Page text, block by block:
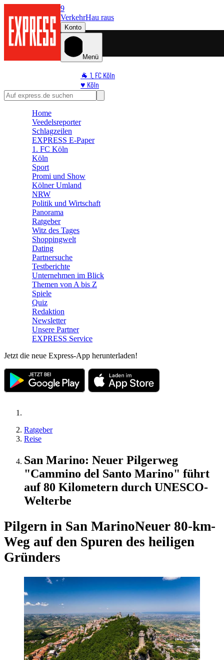
9
VerkehrHau raus
Konto
Menü
🐐 1. FC Köln
♥️ Köln
⭐ Promi
🛒 Shoppingwelt
Home
Veedelsreporter
Schlagzeilen
EXPRESS E-Paper
1. FC Köln
Köln
Sport
Promi und Show
Kölner Umland
NRW
Politik und Wirtschaft
Panorama
Ratgeber
Witz des Tages
Shoppingwelt
Dating
Partnersuche
Testberichte
Unternehmen im Blick
Themen von A bis Z
Spiele
Quiz
Redaktion
Newsletter
Unsere Partner
EXPRESS Service
Jetzt die neue Express-App herunterladen!
Ratgeber
Reise
San Marino: Neuer Pilgerweg
"Cammino del Santo Marino" führt
auf 80 Kilometern durch UNESCO-
Welterbe
Pilgern in San MarinoNeuer 80-km-
Weg auf den Spuren des heiligen
Gründers